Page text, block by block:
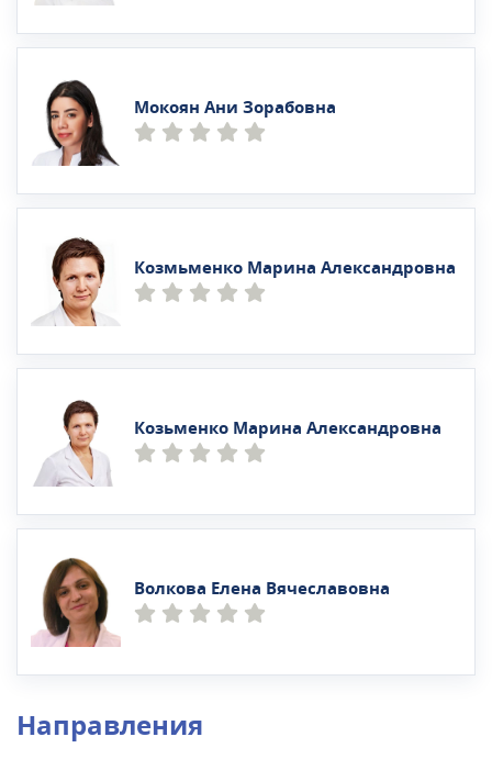
Мокоян Ани Зорабовна
Козмьменко Марина Александровна
Козьменко Марина Александровна
Волкова Елена Вячеславовна
Направления